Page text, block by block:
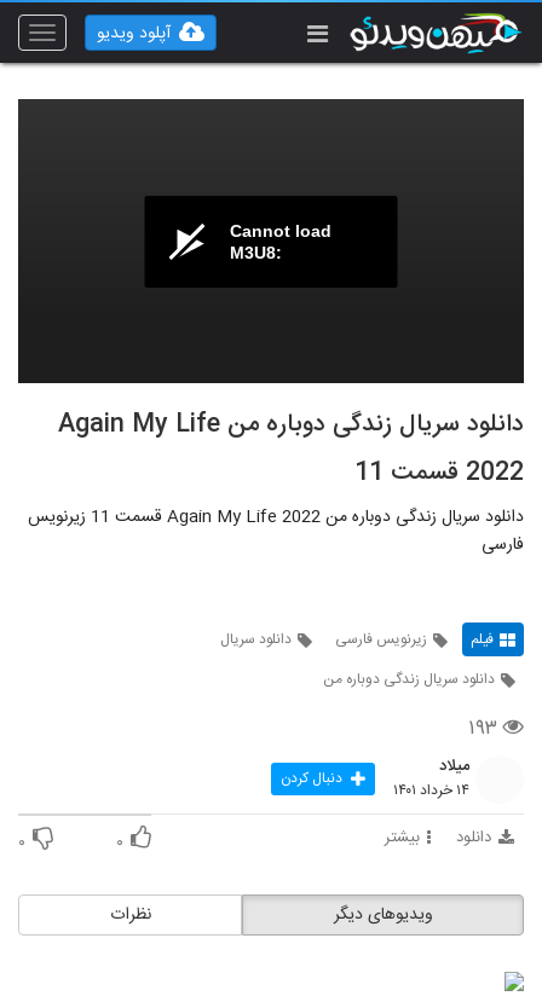
Toggle
آپلود ویدیو
Cannot load
M3U8:
دانلود سریال زندگی دوباره من Again My Life
2022 قسمت 11
دانلود سریال زندگی دوباره من Again My Life 2022 قسمت 11 زیرنویس
فارسی
فیلم زیرنویس فارسی
دانلود سریال
دانلود سریال زندگی دوباره من
۱۹۳
میلاد
۱۴ خرداد ۱۴۰۱ دنبال کردن
دانلود بیشتر ۰ ۰
نظرات ویدیوهای دیگر